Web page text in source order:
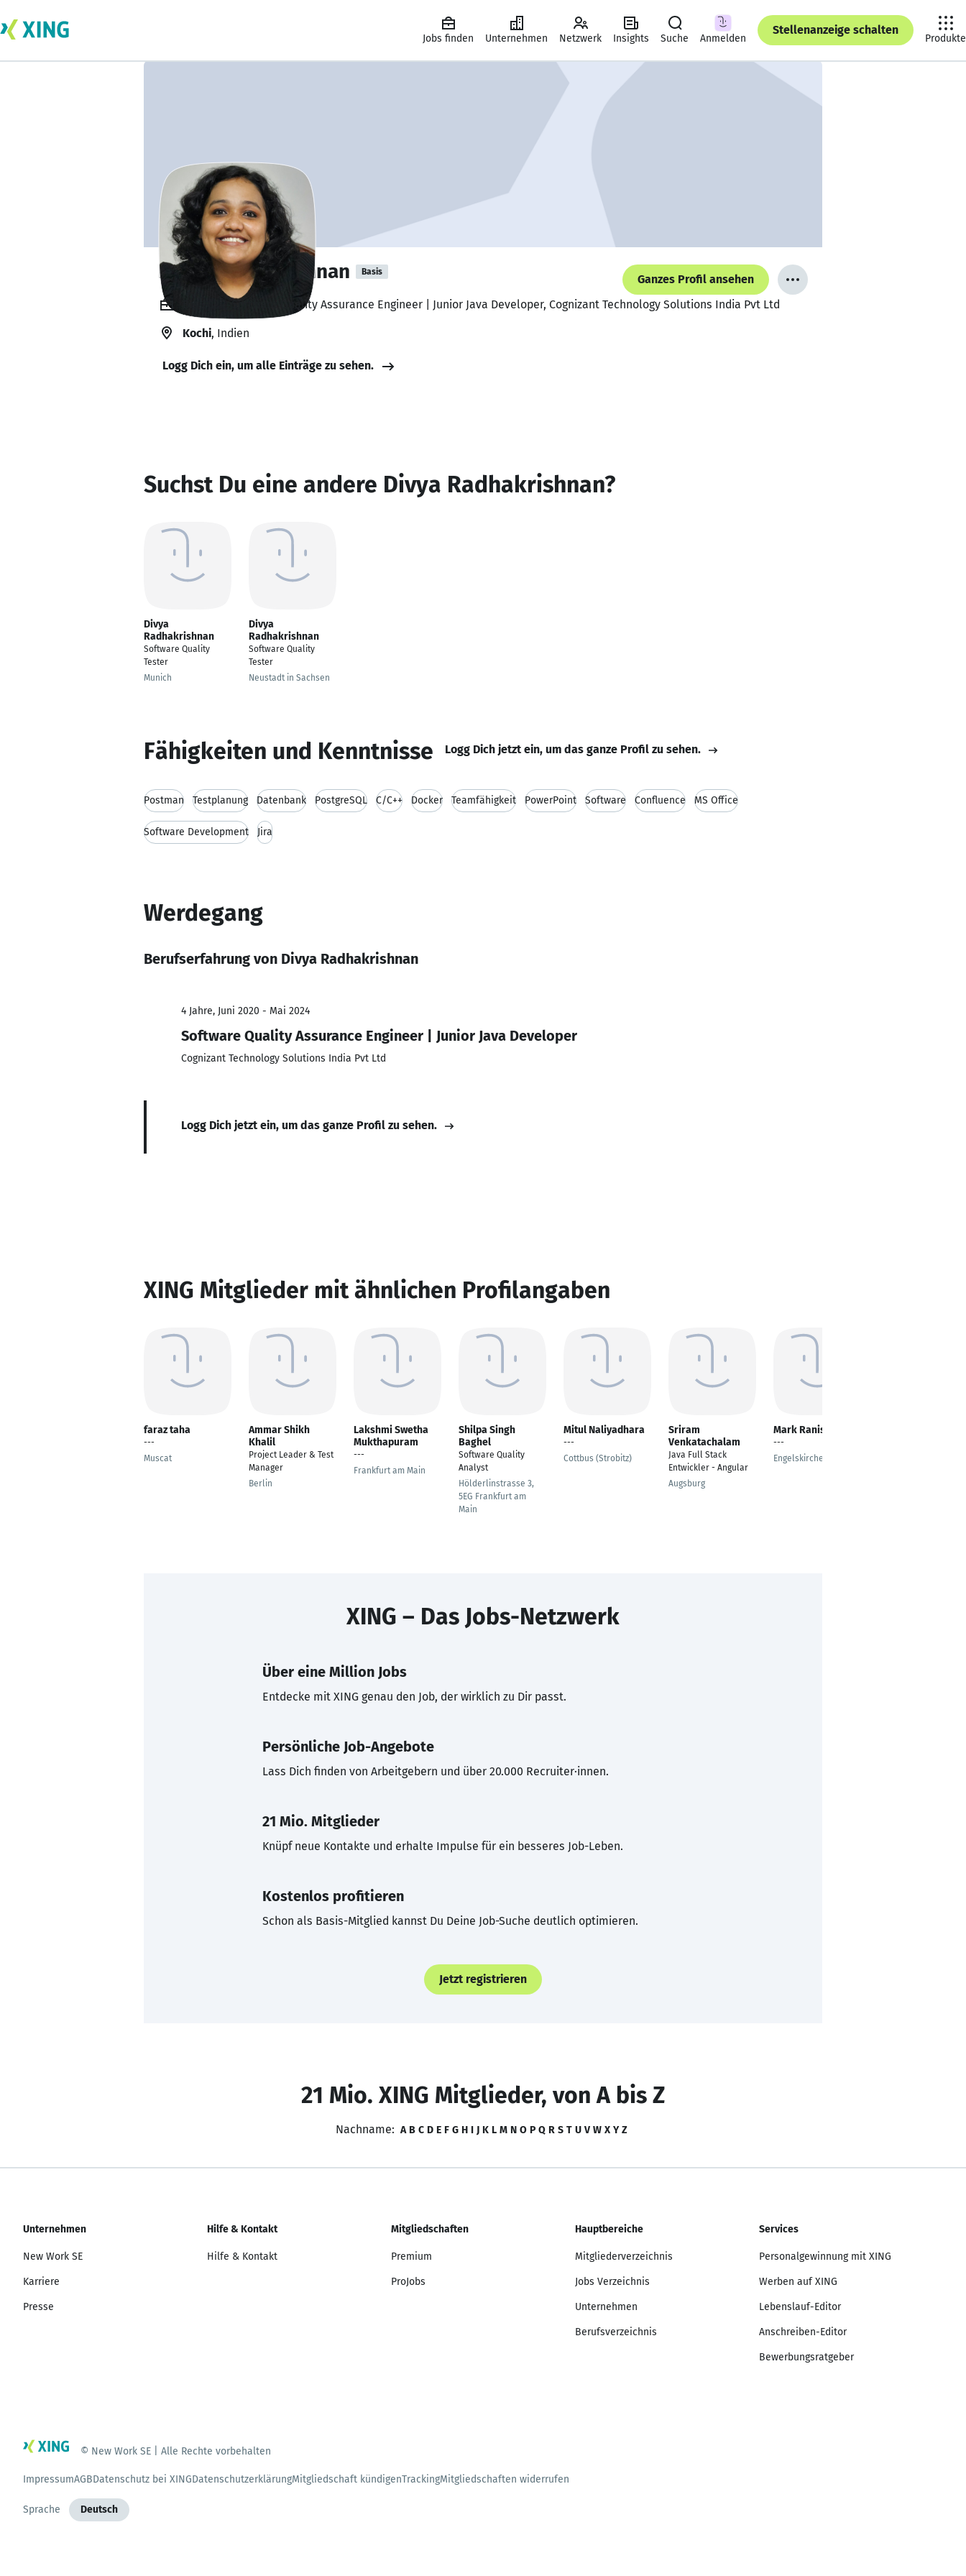
Jobs finden Unternehmen Netzwerk Insights Suche Anmelden
Stellenanzeige schalten
Produkte
Divya Radhakrishnan Basis
Ganzes Profil ansehen
Bis 2024, Software Quality Assurance Engineer | Junior Java Developer, Cognizant Technology Solutions India Pvt Ltd
Kochi, Indien
Logg Dich ein, um alle Einträge zu sehen.
Suchst Du eine andere Divya Radhakrishnan?
Divya
Radhakrishnan
Software Quality
Tester
Munich
Divya
Radhakrishnan
Software Quality
Tester
Neustadt in Sachsen
Fähigkeiten und Kenntnisse Logg Dich jetzt ein, um das ganze Profil zu sehen.
Postman Testplanung Datenbank PostgreSQL C/C++ Docker Teamfähigkeit PowerPoint Software Confluence MS Office
Software Development Jira
Werdegang
Berufserfahrung von Divya Radhakrishnan
4 Jahre, Juni 2020 - Mai 2024
Software Quality Assurance Engineer | Junior Java Developer
Cognizant Technology Solutions India Pvt Ltd
Logg Dich jetzt ein, um das ganze Profil zu sehen.
XING Mitglieder mit ähnlichen Profilangaben
faraz taha
---
Muscat
Ammar Shikh
Khalil
Project Leader & Test
Manager
Berlin
Lakshmi Swetha
Mukthapuram
---
Frankfurt am Main
Shilpa Singh
Baghel
Software Quality
Analyst
Hölderlinstrasse 3,
5EG Frankfurt am
Main
Mitul Naliyadhara
---
Cottbus (Strobitz)
Sriram
Venkatachalam
Java Full Stack
Entwickler - Angular
Augsburg
Mark Ranishka
---
Engelskirchen
XING – Das Jobs-Netzwerk
Über eine Million Jobs
Entdecke mit XING genau den Job, der wirklich zu Dir passt.
Persönliche Job-Angebote
Lass Dich finden von Arbeitgebern und über 20.000 Recruiter·innen.
21 Mio. Mitglieder
Knüpf neue Kontakte und erhalte Impulse für ein besseres Job-Leben.
Kostenlos profitieren
Schon als Basis-Mitglied kannst Du Deine Job-Suche deutlich optimieren.
Jetzt registrieren
21 Mio. XING Mitglieder, von A bis Z
Nachname: A B C D E F G H I J K L M N O P Q R S T U V W X Y Z
Unternehmen
New Work SE
Karriere
Presse
Hilfe & Kontakt
Hilfe & Kontakt
Mitgliedschaften
Premium
ProJobs
Hauptbereiche
Mitgliederverzeichnis
Jobs Verzeichnis
Unternehmen
Berufsverzeichnis
Services
Personalgewinnung mit XING
Werben auf XING
Lebenslauf-Editor
Anschreiben-Editor
Bewerbungsratgeber
© New Work SE | Alle Rechte vorbehalten
ImpressumAGBDatenschutz bei XINGDatenschutzerklärungMitgliedschaft kündigenTrackingMitgliedschaften widerrufen
Sprache Deutsch